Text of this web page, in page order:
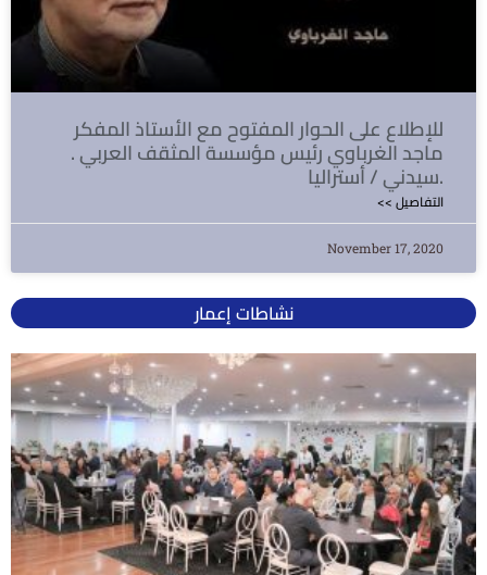
للإطلاع على الحوار المفتوح مع الأستاذ المفكر
ماجد الغرباوي رئيس مؤسسة المثقف العربي .
سيدني / أستراليا.
<< التفاصيل
November 17, 2020
نشاطات إعمار